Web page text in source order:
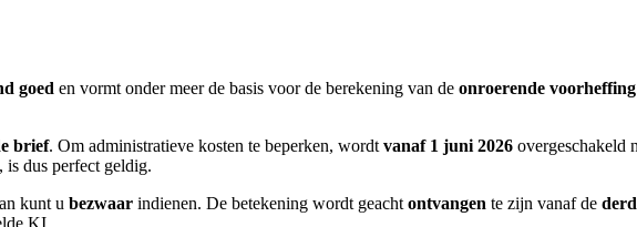
goed en vormt onder meer de basis voor de berekening van de onroerende voorheffing
brief. Om administratieve kosten te beperken, wordt vanaf 1 juni 2026 overgeschakeld
dus perfect geldig.
kunt u bezwaar indienen. De betekening wordt geacht ontvangen te zijn vanaf de